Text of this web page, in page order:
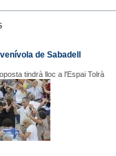
de Sabadell
tindrà lloc a l'Espai Tolrà